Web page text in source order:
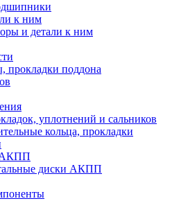
к ним
и детали к ним
прокладки поддона
уплотнений и сальников
кольца, прокладки
АКПП
диски АКПП